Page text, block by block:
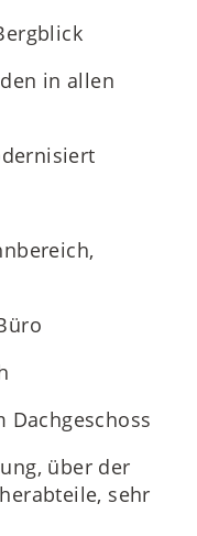
in allen
Dachgeschoss
über der
sehr